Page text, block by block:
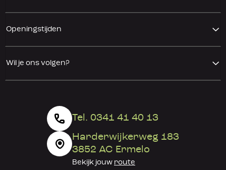
Openingstijden
Wil je ons volgen?
Tel. 0341 41 40 13
Harderwijkerweg 183
3852 AC Ermelo
Bekijk jouw route